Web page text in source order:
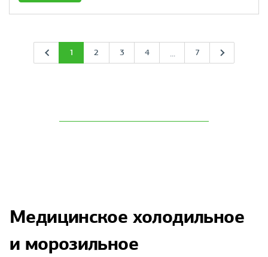
1 2 3 4 ... 7
Медицинское холодильное
и морозильное